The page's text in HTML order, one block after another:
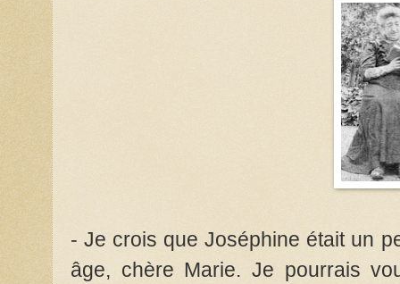
- Je crois que Joséphine était un
âge, chère Marie. Je pourrais